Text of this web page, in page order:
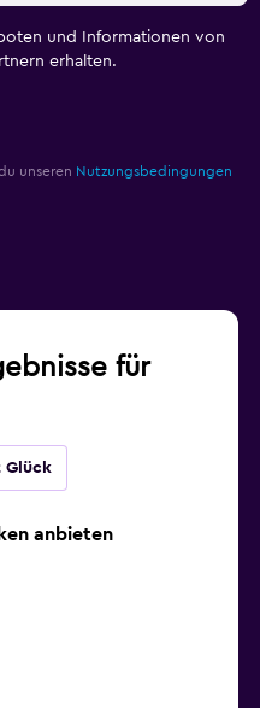
und Informationen von
erhalten.
unseren Nutzungsbedingungen
für
Glück
anbieten